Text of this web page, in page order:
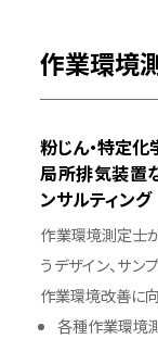
作業環境
粉じん・特定
局所排気装置
ンサルティング
作業環境測定士
うデザイン、サン
作業環境改善に向
各種作業環境